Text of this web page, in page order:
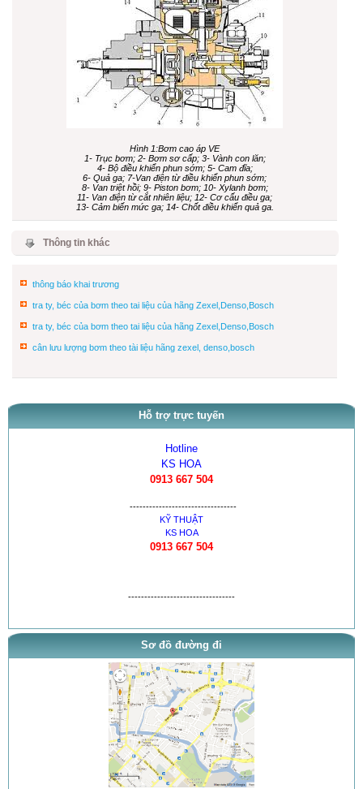
Hình 1:Bơm cao áp VE
1- Trục bơm; 2- Bơm sơ cấp; 3- Vành con lăn;
4- Bộ điều khiển phun sớm; 5- Cam đĩa;
6- Quả ga; 7-Van điện từ điều khiển phun sớm;
8- Van triệt hồi; 9- Piston bơm; 10- Xylanh bơm;
11- Van điện từ cắt nhiên liệu; 12- Cơ cấu điều ga;
13- Cảm biến mức ga; 14- Chốt điều khiển quả ga.
Thông tin khác
thông báo khai trương
tra ty, béc của bơm theo tai liệu của hãng Zexel,Denso,Bosch
tra ty, béc của bơm theo tai liệu của hãng Zexel,Denso,Bosch
cân lưu lượng bơm theo tài liệu hãng zexel, denso,bosch
Hỗ trợ trực tuyến
Hotline
KS HOA
0913 667 504
---------------------------------
KỸ THUẬT
KS HOA
0913 667 504
---------------------------------
Sơ đồ đường đi
thông báo khai trương
tra ty, béc của bơm theo tai l...
tra ty, béc của bơm theo tai l...
cân lưu lượng bơm theo tài liệ...